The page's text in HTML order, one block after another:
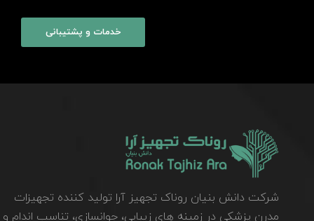
خدمات و پشتیبانی
شرکت دانش بنیان روناک تجهیز آرا تولید کننده تجهیزات
مدرن پزشکی در زمینه های زیبایی، جوانسازی، تناسب اندام و